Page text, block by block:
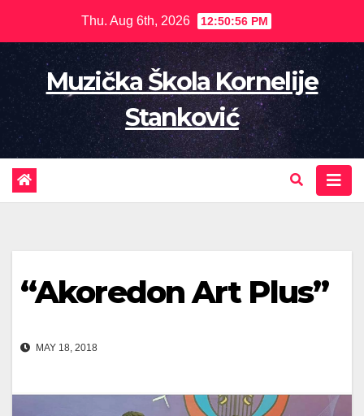
content
Thu. Aug 6th, 2026 12:50:56 PM
Muzička Škola Kornelije
Stanković
“Akoredon Art Plus”
MAY 18, 2018